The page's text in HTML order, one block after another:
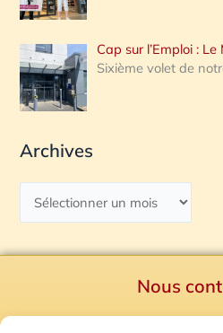
Cap sur l’Emploi :
Sixième volet de
Archives
Nous